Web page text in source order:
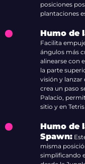
posiciones
plantaciones
Humo de
Facilita
ángulos más
alinearse con
la parte
visión y
crea un paso
Palacio,
sitio y en
Humo de
Spawn:
misma
simplificando